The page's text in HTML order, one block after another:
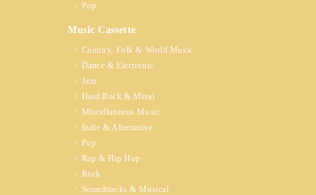
Pop
Music Cassette
Country, Folk & World Music
Dance & Electronic
Jazz
Hard Rock & Metal
Miscellaneous Music
Indie & Alternative
Pop
Rap & Hip Hop
Rock
Soundtracks & Musical